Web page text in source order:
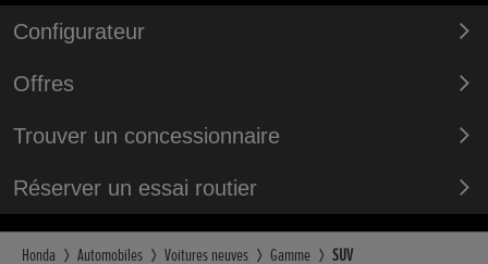
Configurateur
Offres
Trouver un concessionnaire
Réserver un essai routier
Honda Automobiles Voitures neuves Gamme SUV